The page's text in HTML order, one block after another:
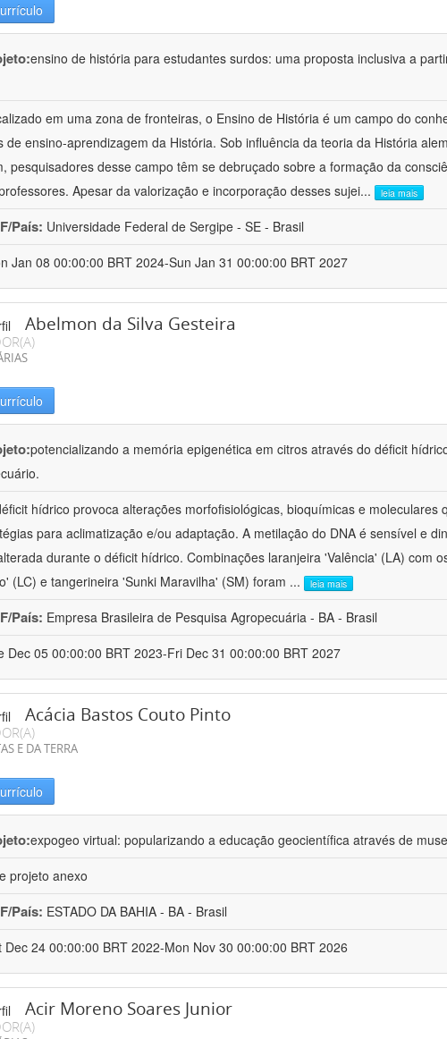
ensino de história para estudantes surdos: uma proposta inclusiva a
em uma zona de fronteiras, o Ensino de História é um campo do
de ensino-aprendizagem da História. Sob influência da teoria da História
pesquisadores desse campo têm se debruçado sobre a formação da
Apesar da valorização e incorporação desses sujei... leia mais
País: Universidade Federal de Sergipe - SE - Brasil
Jan 08 00:00:00 BRT 2024-Sun Jan 31 00:00:00 BRT 2027
Abelmon da Silva Gesteira
potencializando a memória epigenética em citros através do déficit
hídrico provoca alterações morfofisiológicas, bioquímicas e moleculares
para aclimatização e/ou adaptação. A metilação do DNA é sensível e
durante o déficit hídrico. Combinações laranjeira 'Valência' (LA) com
(LC) e tangerineira 'Sunki Maravilha' (SM) foram ... leia mais
País: Empresa Brasileira de Pesquisa Agropecuária - BA - Brasil
Dec 05 00:00:00 BRT 2023-Fri Dec 31 00:00:00 BRT 2027
Acácia Bastos Couto Pinto
E DA TERRA
expogeo virtual: popularizando a educação geocientífica através de
projeto anexo
País: ESTADO DA BAHIA - BA - Brasil
Dec 24 00:00:00 BRT 2022-Mon Nov 30 00:00:00 BRT 2026
Acir Moreno Soares Junior